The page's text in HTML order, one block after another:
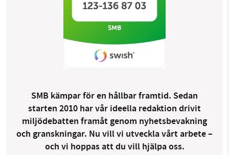
SMB kämpar för en hållbar framtid. Sedan
starten 2010 har vår ideella redaktion drivit
miljödebatten framåt genom nyhetsbevakning
och granskningar. Nu vill vi utveckla vårt arbete –
och vi hoppas att du vill hjälpa oss.